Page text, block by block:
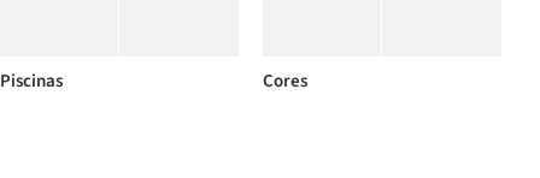
Piscinas Cores